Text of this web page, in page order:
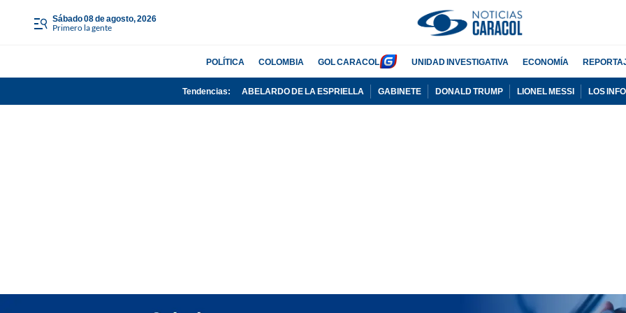
sábado 08 de agosto, 2026
Primero la gente
POLÍTICA COLOMBIA GOL CARACOL UNIDAD INVESTIGATIVA ECONOMÍA
Tendencias: ABELARDO DE LA ESPRIELLA GABINETE DONALD TRUMP LIONEL MESSI LOS